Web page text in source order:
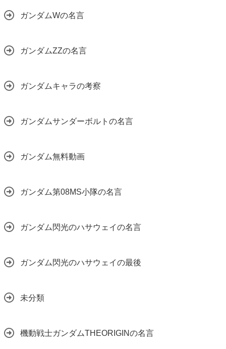
ガンダムWの名言
ガンダムZZの名言
ガンダムキャラの考察
ガンダムサンダーボルトの名言
ガンダム無料動画
ガンダム第08MS小隊の名言
ガンダム閃光のハサウェイの名言
ガンダム閃光のハサウェイの最後
未分類
機動戦士ガンダムTHEORIGINの名言